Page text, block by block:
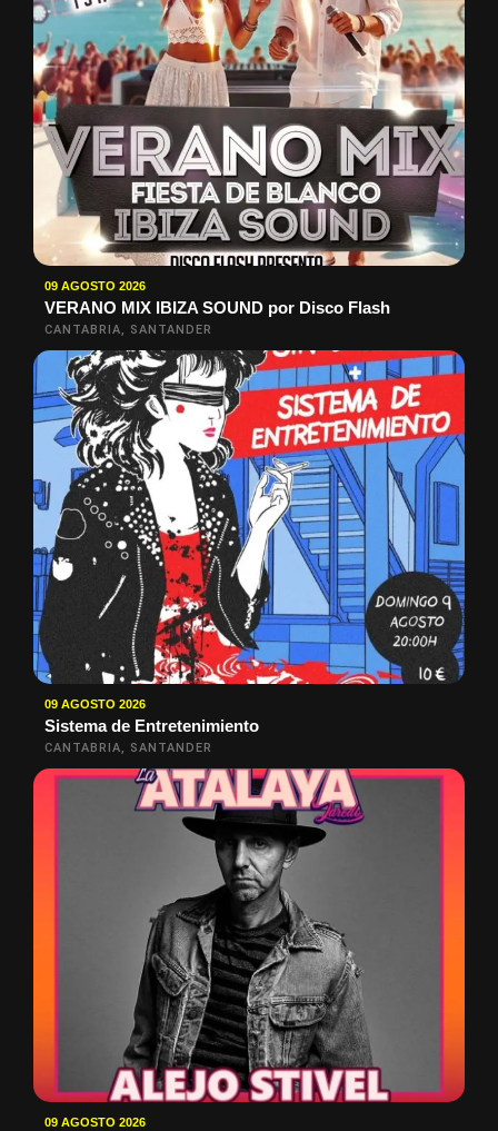
09 AGOSTO 2026
VERANO MIX IBIZA SOUND por Disco Flash
CANTABRIA, SANTANDER
09 AGOSTO 2026
Sistema de Entretenimiento
CANTABRIA, SANTANDER
09 AGOSTO 2026